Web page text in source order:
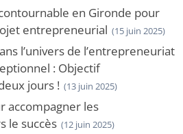
en Gironde pour
entrepreneurial (15 juin 2025)
l’univers de l’entrepreneuriat
: Objectif
jours ! (13 juin 2025)
accompagner les
le succès (12 juin 2025)